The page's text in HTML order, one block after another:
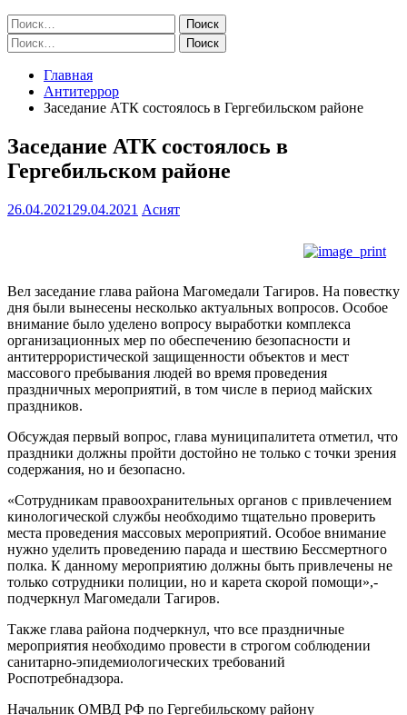
Найти:
Найти:
Главная
Антитеррор
Заседание АТК состоялось в Гергебильском районе
Заседание АТК состоялось в
Гергебильском районе
26.04.2021 29.04.2021 Асият
Вел заседание глава района Магомедали Тагиров. На повестку
дня были вынесены несколько актуальных вопросов. Особое
внимание было уделено вопросу выработки комплекса
организационных мер по обеспечению безопасности и
антитеррористической защищенности объектов и мест
массового пребывания людей во время проведения
праздничных мероприятий, в том числе в период майских
праздников.
Обсуждая первый вопрос, глава муниципалитета отметил, что
праздники должны пройти достойно не только с точки зрения
содержания, но и безопасно.
«Сотрудникам правоохранительных органов с привлечением
кинологической службы необходимо тщательно проверить
места проведения массовых мероприятий. Особое внимание
нужно уделить проведению парада и шествию Бессмертного
полка. К данному мероприятию должны быть привлечены не
только сотрудники полиции, но и карета скорой помощи»,-
подчеркнул Магомедали Тагиров.
Также глава района подчеркнул, что все праздничные
мероприятия необходимо провести в строгом соблюдении
санитарно-эпидемиологических требований
Роспотребнадзора.
Начальник ОМВД РФ по Гергебильскому району